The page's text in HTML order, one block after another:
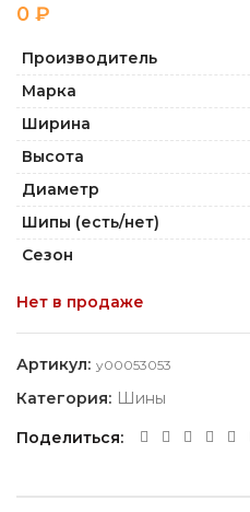
₽
Производитель
Марка
Ширина
Высота
Диаметр
Шипы (есть/нет)
Сезон
Нет в продаже
Артикул: y00053053
Категория: Шины
Поделиться